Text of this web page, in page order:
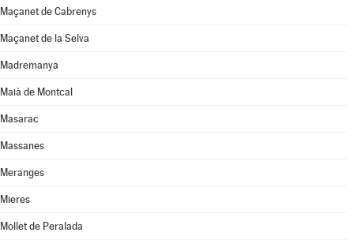
Maçanet de Cabrenys
Maçanet de la Selva
Madremanya
Maià de Montcal
Masarac
Massanes
Meranges
Mieres
Mollet de Peralada